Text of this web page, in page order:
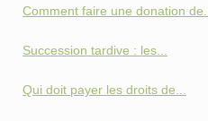
Comment faire une donation de...
Succession tardive : les...
Qui doit payer les droits de...